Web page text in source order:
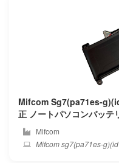
Mifcom Sg7(pa71es-g)(id
正 ノートパソコンバッテ
Mifcom
Mifcom sg7(pa71es-